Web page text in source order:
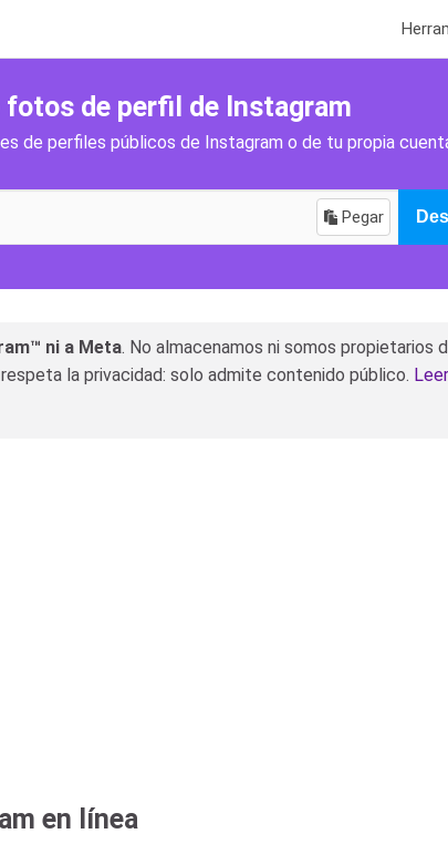
fotos de perfil de Instagram
de perfiles públicos de Instagram o de tu propia
Pegar
ni a Meta. No almacenamos ni somos propietarios
la privacidad: solo admite contenido público.
en línea